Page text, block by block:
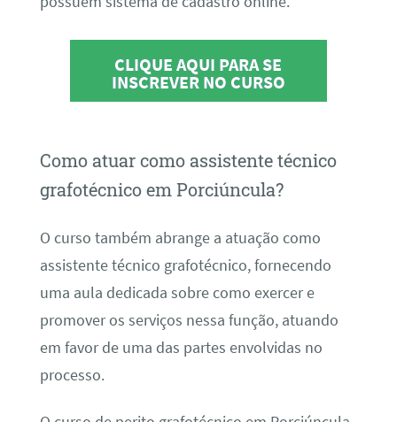
CLIQUE AQUI PARA SE
INSCREVER NO CURSO
Como atuar como assistente técnico
grafotécnico em Porciúncula?
O curso também abrange a atuação como
assistente técnico grafotécnico, fornecendo
uma aula dedicada sobre como exercer e
promover os serviços nessa função, atuando
em favor de uma das partes envolvidas no
processo.